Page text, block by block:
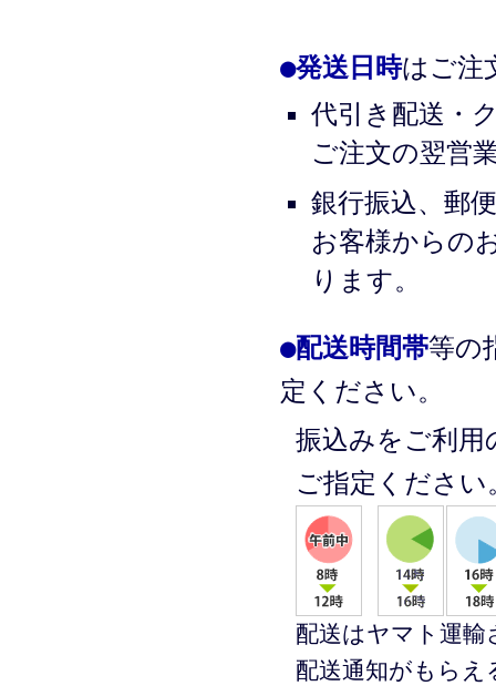
●発送日時はご注
代引き配送・
ご注文の翌営
銀行振込、郵
お客様からの
ります。
●配送時間帯等の
定ください。
振込みをご利用
ご指定ください
配送はヤマト運
配送通知がもらえ